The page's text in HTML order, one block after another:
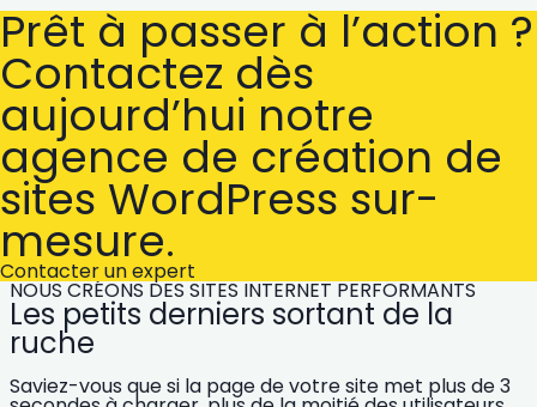
Prêt à passer à l’action ?
Contactez dès
aujourd’hui notre
agence de création de
sites WordPress sur-
mesure.
Contacter un expert
NOUS CRÉONS DES SITES INTERNET PERFORMANTS
Les petits derniers sortant de la
ruche
Saviez-vous que si la page de votre site met plus de 3